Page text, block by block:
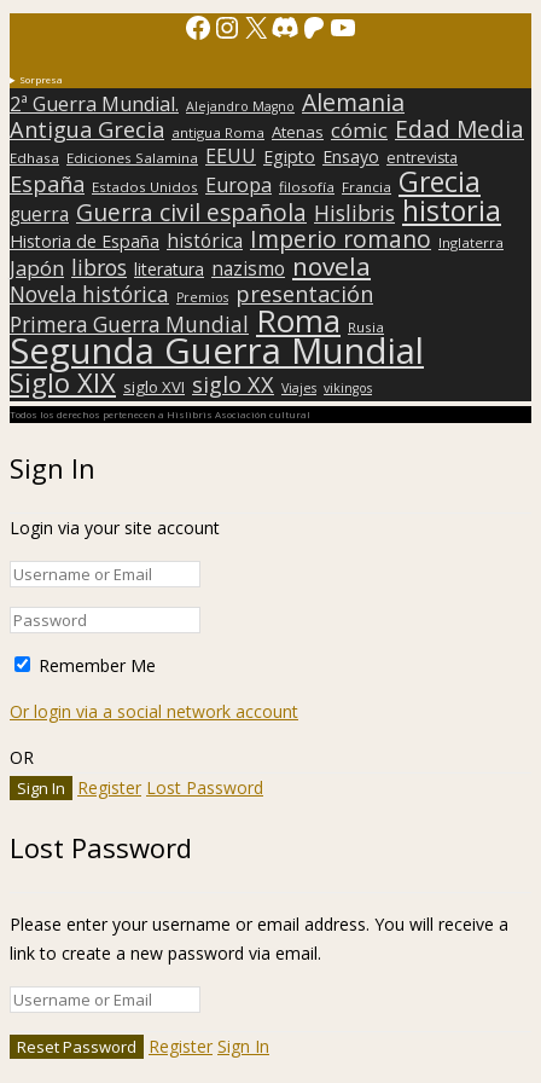
Facebook
Instagram
X Discord
Patreon
YouTube
Sorpresa
2ª Guerra Mundial. Alejandro Magno Alemania
Antigua Grecia antigua Roma Atenas cómic Edad Media
Edhasa Ediciones Salamina EEUU Egipto Ensayo entrevista
España Estados Unidos Europa filosofía Francia Grecia
guerra Guerra civil española Hislibris historia
Historia de España histórica Imperio romano Inglaterra
Japón libros literatura nazismo novela
Novela histórica Premios presentación
Primera Guerra Mundial Roma Rusia
Segunda Guerra Mundial
Siglo XIX siglo XVI siglo XX Viajes vikingos
Todos los derechos pertenecen a Hislibris Asociación cultural
Sign In
Login via your site account
Remember Me
Or login via a social network account
OR
Register Lost Password
Lost Password
Please enter your username or email address. You will receive a
link to create a new password via email.
Register Sign In